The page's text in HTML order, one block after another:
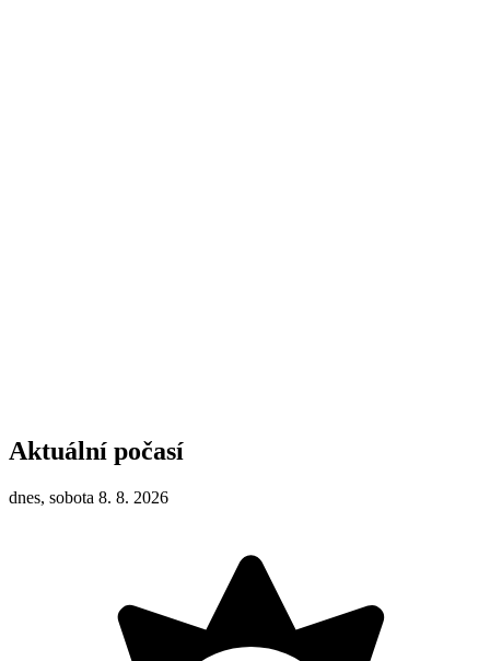
Aktuální počasí
dnes, sobota 8. 8. 2026